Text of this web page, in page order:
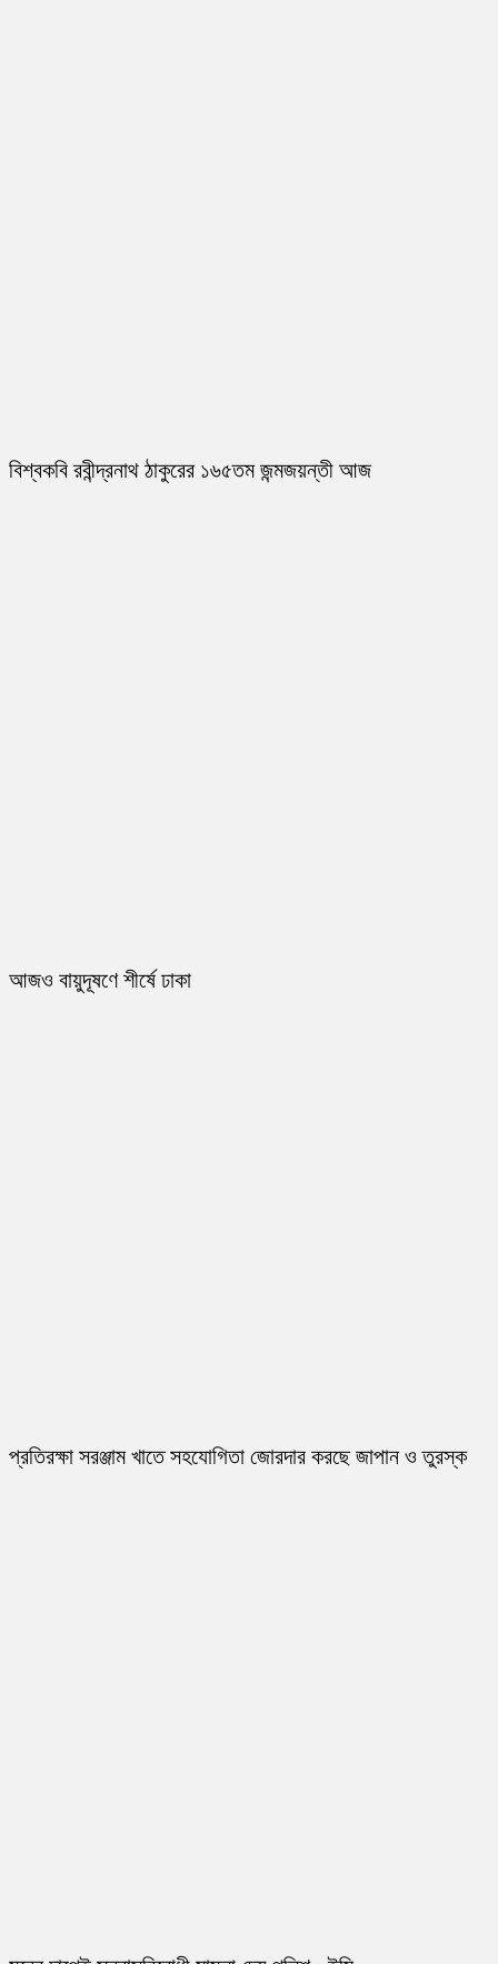
বিশ্বকবি রবীন্দ্রনাথ ঠাকুরের ১৬৫তম জন্মজয়ন্তী আজ
আজও বায়ুদূষণে শীর্ষে ঢাকা
প্রতিরক্ষা সরঞ্জাম খাতে সহযোগিতা জোরদার করছে জাপান ও তুরস্ক